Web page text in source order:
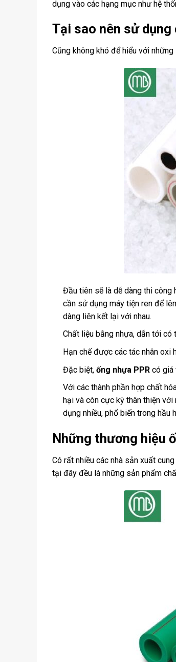
dụng vào các hạng mục như hệ
Tại sao nên sử dụng
Cũng không khó để hiểu với
Đầu tiên sẽ là dễ dàng thi công
cần sử dụng máy tiện ren để
dàng liên kết lại với nhau.
Chất liệu bằng nhựa, dẫn tới có
Hạn chế được các tác nhân
Đặc biệt, ống nhựa PPRcó giá
Với các thành phần hợp chất
hại và còn cực kỳ thân thiện
dụng nhiều, phổ biến trong hầu
Những thương hiệu
Có rất nhiều các nhà sản xuất
tại đây đều là những sản phẩm